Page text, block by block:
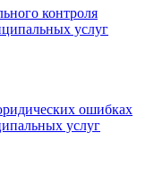
контроля
услуг
ошибках
услуг